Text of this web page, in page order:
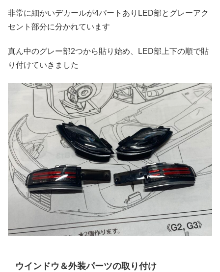
非常に細かいデカールが4パートありLED部とグレーアク
セント部分に分かれています
真ん中のグレー部2つから貼り始め、LED部上下の順で貼
り付けていきました
ウインドウ＆外装パーツの取り付け